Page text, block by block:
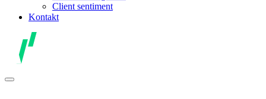
Client sentiment
Kontakt